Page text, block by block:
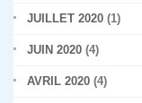
JUILLET 2020 (1)
JUIN 2020 (4)
AVRIL 2020 (4)